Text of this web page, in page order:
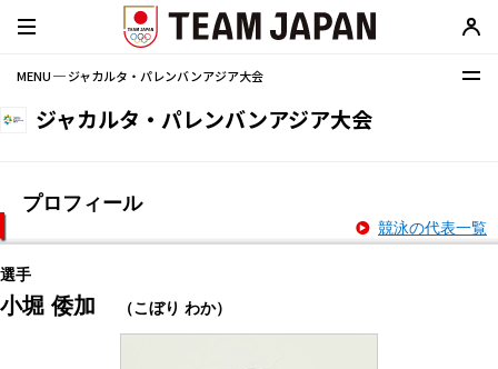
MENU ─ ジャカルタ・パレンバンアジア大会
ジャカルタ・パレンバンアジア大会
プロフィール
競泳の代表一覧
選手
小堀 倭加 （こぼり わか）